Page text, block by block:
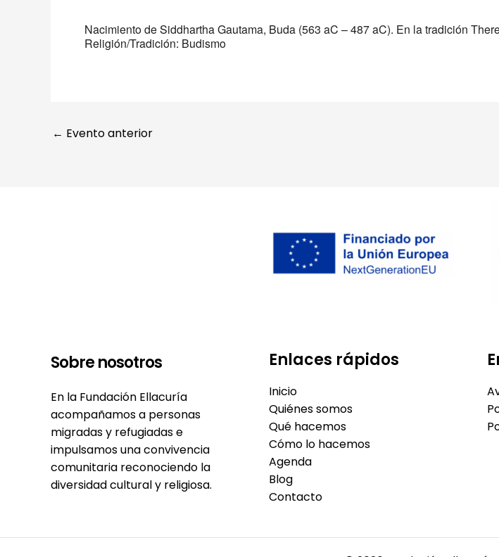
Nacimiento de Siddhartha Gautama, Buda (563 aC – 487 aC). En la tradición
Religión/Tradición: Budismo
← Evento anterior
Sobre nosotros
En la Fundación Ellacuría
acompañamos a personas
migradas y refugiadas e
impulsamos una convivencia
comunitaria reconociendo la
diversidad cultural y religiosa.
Enlaces rápidos
Inicio
Quiénes somos
Qué hacemos
Cómo lo hacemos
Agenda
Blog
Contacto